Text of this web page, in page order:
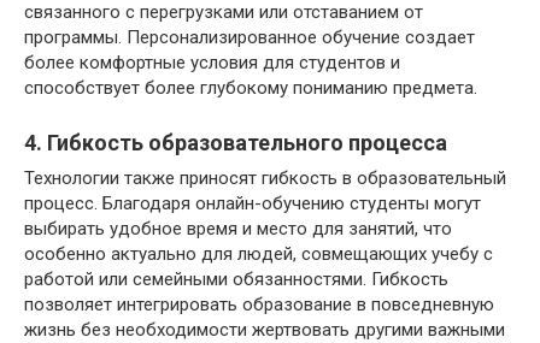
связанного с перегрузками или отставанием от
программы. Персонализированное обучение создает
более комфортные условия для студентов и
способствует более глубокому пониманию предмета.
4. Гибкость образовательного процесса
Технологии также приносят гибкость в образовательный
процесс. Благодаря онлайн-обучению студенты могут
выбирать удобное время и место для занятий, что
особенно актуально для людей, совмещающих учебу с
работой или семейными обязанностями. Гибкость
позволяет интегрировать образование в повседневную
жизнь без необходимости жертвовать другими важными